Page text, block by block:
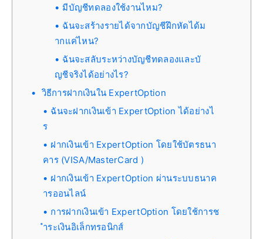
มีบัญชีทดลองใช้งานไหม?
ฉันจะสร้างรายได้จากบัญชีฝึกหัดได้ม
ากแค่ไหน?
ฉันจะสลับระหว่างบัญชีทดลองและบั
ญชีจริงได้อย่างไร?
วิธีการฝากเงินใน ExpertOption
ฉันจะฝากเงินเข้า ExpertOption ได้อย่างไ
ร
ฝากเงินเข้า ExpertOption โดยใช้บัตรธนา
คาร (VISA/MasterCard )
ฝากเงินเข้า ExpertOption ผ่านระบบธนาค
ารออนไลน์
การฝากเงินเข้า ExpertOption โดยใช้การช
ำระเงินอิเล็กทรอนิกส์